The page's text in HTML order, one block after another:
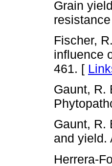
Grain
Fischer,
influence
461. [
Gaunt, R.
Gaunt, R.
and yield.
Herrera-